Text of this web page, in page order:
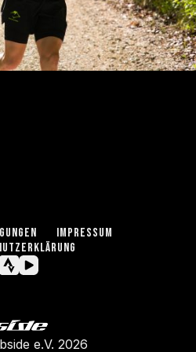
IMPRESSUM
e.V. 2026